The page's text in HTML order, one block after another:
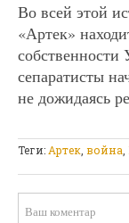
Во всей этой
«Артек»
сепаратисты
не дожидаясь
Теги: Артек война